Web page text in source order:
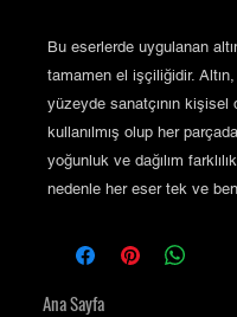
Bu eserlerde uygulanan
tamamen el işçiliğidir.
yüzeyde sanatçının kişisel
kullanılmış olup her
yoğunluk ve dağılım
nedenle her eser tek ve
Ana Sayfa